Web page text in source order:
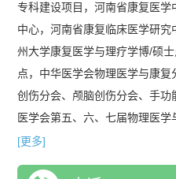
专科建设项目，河南省康复医学
中心，河南省康复临床医学研
州大学康复医学与理疗学博/硕
点，中华医学会物理医学与康
创伤分会、颅脑创伤分会、手
医学会第五、六、七届物理医学
2016年3月，医院申报的“康复
自2016年起招收本科生，目前
[更多]